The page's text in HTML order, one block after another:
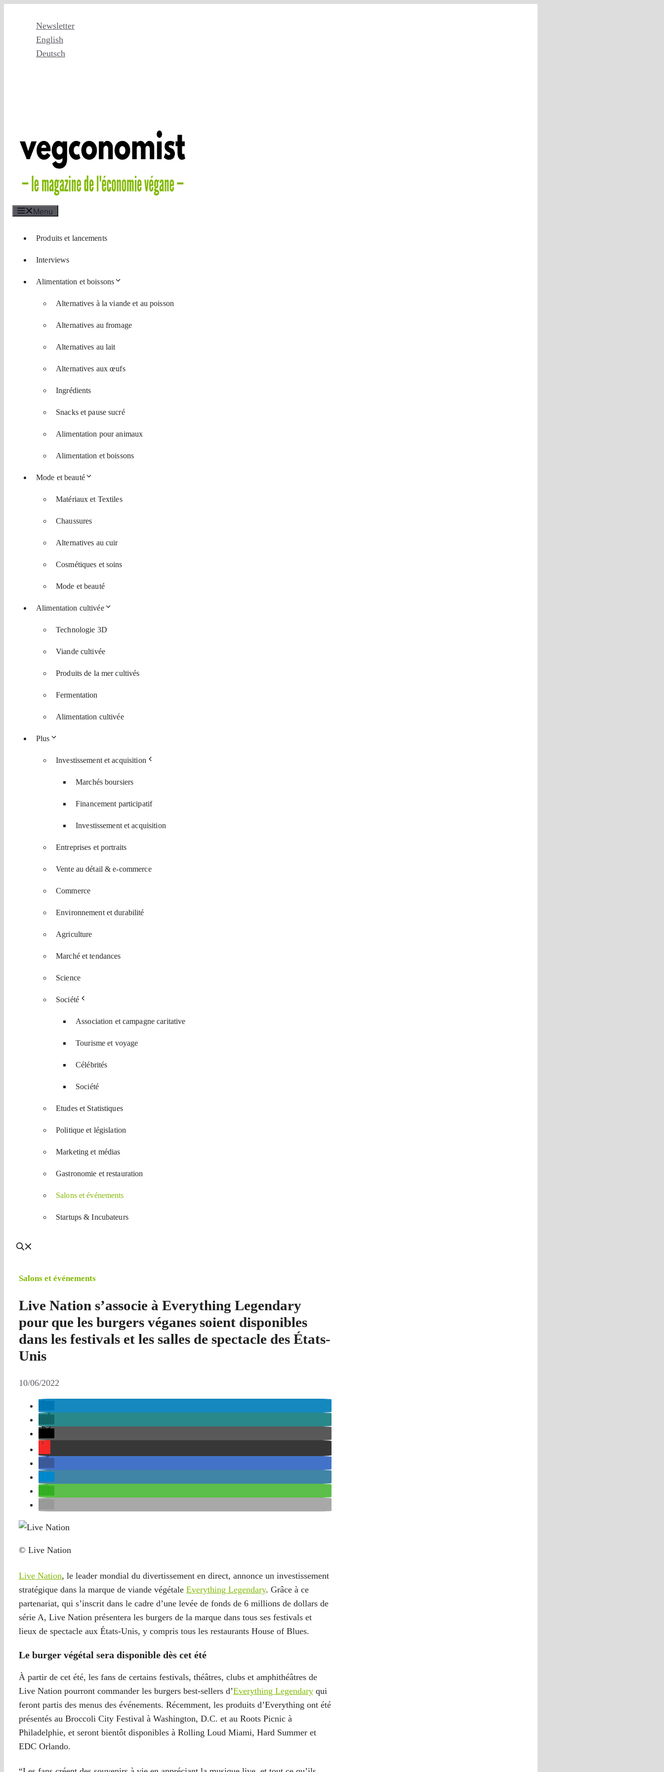
Newsletter
English
Deutsch
Menu
Produits et lancements
Interviews
Alimentation et boissons
Alternatives à la viande et au poisson
Alternatives au fromage
Alternatives au lait
Alternatives aux œufs
Ingrédients
Snacks et pause sucré
Alimentation pour animaux
Alimentation et boissons
Mode et beauté
Matériaux et Textiles
Chaussures
Alternatives au cuir
Cosmétiques et soins
Mode et beauté
Alimentation cultivée
Technologie 3D
Viande cultivée
Produits de la mer cultivés
Fermentation
Alimentation cultivée
Plus
Investissement et acquisition
Marchés boursiers
Financement participatif
Investissement et acquisition
Entreprises et portraits
Vente au détail & e-commerce
Commerce
Environnement et durabilité
Agriculture
Marché et tendances
Science
Société
Association et campagne caritative
Tourisme et voyage
Célébrités
Société
Etudes et Statistiques
Politique et législation
Marketing et médias
Gastronomie et restauration
Salons et événements
Startups & Incubateurs
Salons et événements
Live Nation s’associe à Everything Legendary
pour que les burgers véganes soient disponibles
dans les festivals et les salles de spectacle des États-
Unis
10/06/2022
© Live Nation
Live Nation, le leader mondial du divertissement en direct, annonce un investissement
stratégique dans la marque de viande végétale Everything Legendary. Grâce à ce
partenariat, qui s’inscrit dans le cadre d’une levée de fonds de 6 millions de dollars de
série A, Live Nation présentera les burgers de la marque dans tous ses festivals et
lieux de spectacle aux États-Unis, y compris tous les restaurants House of Blues.
Le burger végétal sera disponible dès cet été
À partir de cet été, les fans de certains festivals, théâtres, clubs et amphithéâtres de
Live Nation pourront commander les burgers best-sellers d’Everything Legendary qui
feront partis des menus des événements. Récemment, les produits d’Everything ont été
présentés au Broccoli City Festival à Washington, D.C. et au Roots Picnic à
Philadelphie, et seront bientôt disponibles à Rolling Loud Miami, Hard Summer et
EDC Orlando.